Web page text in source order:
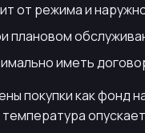
от режима и
плановом
иметь
покупки как